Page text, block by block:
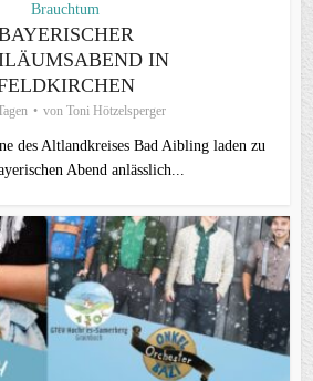
Brauchtum
IN
von Toni Hötzelsperger
des Altlandkreises Bad Aibling laden zu
Abend anlässlich...